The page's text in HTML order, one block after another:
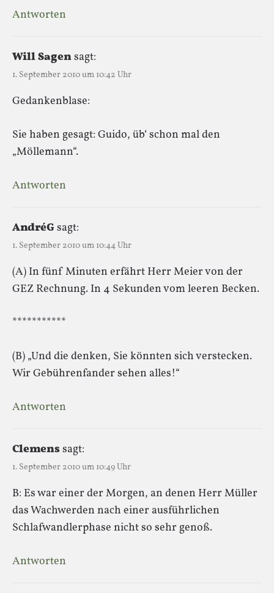
Antworten
Will Sagensagt:
1. September 2010 um 10:42 Uhr
Gedankenblase:
Sie haben gesagt: Guido, üb‘ schon mal den
„Möllemann“.
Antworten
AndréG sagt:
1. September 2010 um 10:44 Uhr
(A) In fünf Minuten erfährt Herr Meier von der
GEZ Rechnung. In 4 Sekunden vom leeren Becken.
***********
(B) „Und die denken, Sie könnten sich verstecken.
Wir Gebührenfander sehen alles!“
Antworten
Clemenssagt:
1. September 2010 um 10:49 Uhr
B: Es war einer der Morgen, an denen Herr Müller
das Wachwerden nach einer ausführlichen
Schlafwandlerphase nicht so sehr genoß.
Antworten